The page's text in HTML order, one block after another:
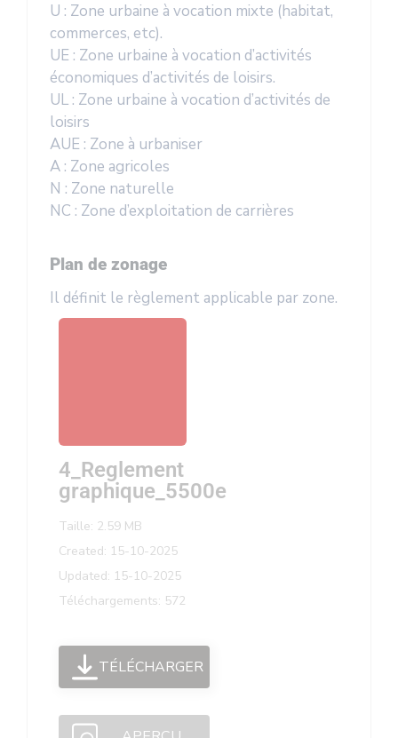
U : Zone urbaine à vocation mixte (habitat,
commerces, etc).
UE : Zone urbaine à vocation d’activités
économiques d’activités de loisirs.
UL : Zone urbaine à vocation d’activités de
loisirs
AUE : Zone à urbaniser
A : Zone agricoles
N : Zone naturelle
NC : Zone d’exploitation de carrières
Plan de zonage
Il définit le règlement applicable par zone.
4_Reglement
graphique_5500e
Taille: 2.59 MB
Created: 15-10-2025
Updated: 15-10-2025
Téléchargements: 572
TÉLÉCHARGER